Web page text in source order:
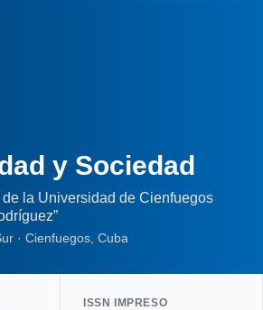
y Sociedad
la Universidad de Cienfuegos
· Cienfuegos, Cuba
ISSN IMPRESO